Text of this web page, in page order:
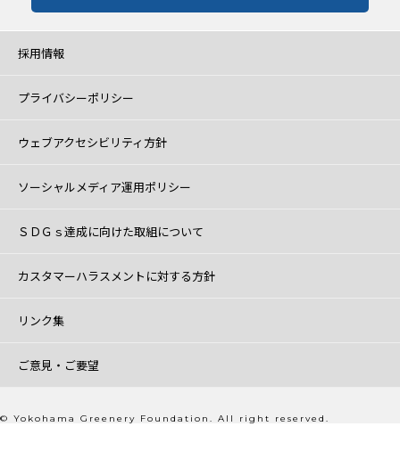
採用情報
プライバシーポリシー
ウェブアクセシビリティ方針
ソーシャルメディア運用ポリシー
ＳＤＧｓ達成に向けた取組について
カスタマーハラスメントに対する方針
リンク集
ご意見・ご要望
© Yokohama Greenery Foundation. All right reserved.